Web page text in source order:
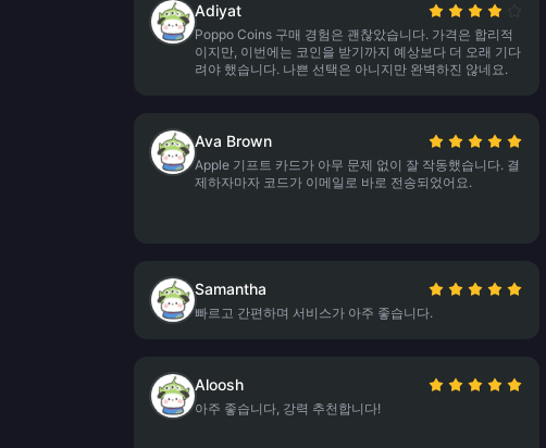
Adiyat
Poppo Coins 구매 경험은 괜찮았습니다. 가격은 합리적
이지만, 이번에는 코인을 받기까지 예상보다 더 오래 기다
려야 했습니다. 나쁜 선택은 아니지만 완벽하진 않네요.
Ava Brown
Apple 기프트 카드가 아무 문제 없이 잘 작동했습니다. 결
제하자마자 코드가 이메일로 바로 전송되었어요.
Samantha
빠르고 간편하며 서비스가 아주 좋습니다.
Aloosh
아주 좋습니다, 강력 추천합니다!